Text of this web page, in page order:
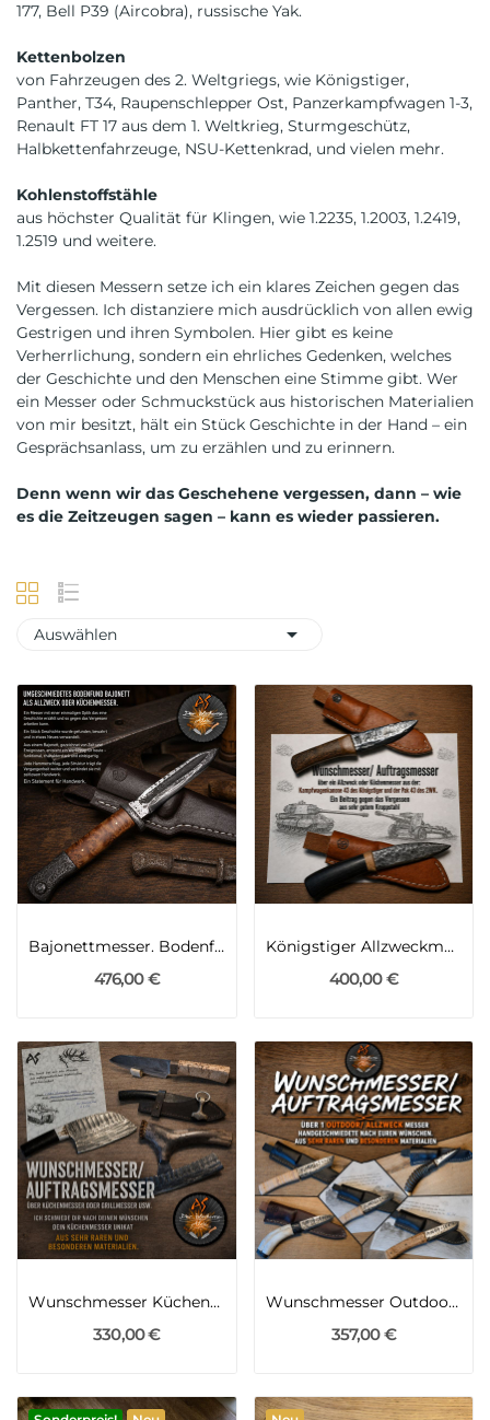
177, Bell P39 (Aircobra), russische Yak.
Kettenbolzen
von Fahrzeugen des 2. Weltgriegs, wie Königstiger,
Panther, T34, Raupenschlepper Ost, Panzerkampfwagen 1-3,
Renault FT 17 aus dem 1. Weltkrieg, Sturmgeschütz,
Halbkettenfahrzeuge, NSU-Kettenkrad, und vielen mehr.
Kohlenstoffstähle
aus höchster Qualität für Klingen, wie 1.2235, 1.2003, 1.2419,
1.2519 und weitere.
Mit diesen Messern setze ich ein klares Zeichen gegen das
Vergessen. Ich distanziere mich ausdrücklich von allen ewig
Gestrigen und ihren Symbolen. Hier gibt es keine
Verherrlichung, sondern ein ehrliches Gedenken, welches
der Geschichte und den Menschen eine Stimme gibt. Wer
ein Messer oder Schmuckstück aus historischen Materialien
von mir besitzt, hält ein Stück Geschichte in der Hand – ein
Gesprächsanlass, um zu erzählen und zu erinnern.
Denn wenn wir das Geschehene vergessen, dann – wie
es die Zeitzeugen sagen – kann es wieder passieren.
Auswählen 
Bajonettmesser. Bodenfund Bajonette...
476,00 €
Königstiger Allzweckmesser aus der KWK 43 des 2WK
400,00 €
Wunschmesser Küchenmesser/ Grillmesser usw
330,00 €
Wunschmesser Outdoormesser/Allzweckmesser
357,00 €